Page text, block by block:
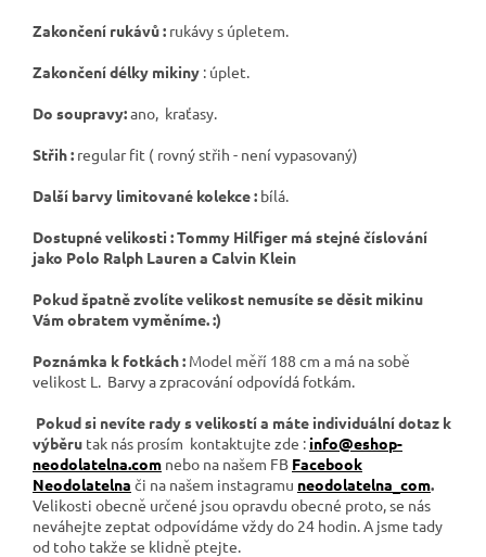
Zakončení rukávů : rukávy s úpletem.
Zakončení délky mikiny : úplet.
Do soupravy:ano, kraťasy.
Střih : regular fit ( rovný střih - není vypasovaný)
Další barvy limitované kolekce : bílá.
Dostupné velikosti : Tommy Hilfiger má stejné číslování
jako Polo Ralph Lauren a Calvin Klein
Pokud špatně zvolíte velikost nemusíte se děsit mikinu
Vám obratem vyměníme. :)
Poznámka k fotkách : Model měří 188 cm a má na sobě
velikost L. Barvy a zpracování odpovídá fotkám.
Pokud si nevíte rady s velikostí a máte individuální dotaz k
výběru tak nás prosím kontaktujte zde : info@eshop-
neodolatelna.com nebo na našem FB Facebook
Neodolatelna či na našem instagramu neodolatelna_com.
Velikosti obecně určené jsou opravdu obecné proto, se nás
neváhejte zeptat odpovídáme vždy do 24 hodin. A jsme tady
od toho takže se klidně ptejte.